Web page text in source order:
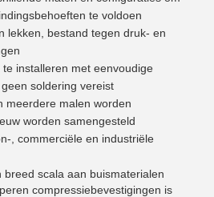
te voldoen
lekken, bestand tegen druk- en
installeren met eenvoudige
soldering vereist
meerdere malen worden
worden samengesteld
, commerciële en industriële
breed scala aan buismaterialen
compressiebevestigingen is